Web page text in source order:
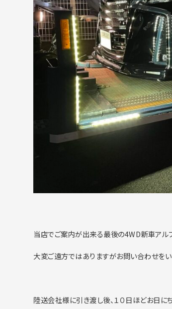
当店でご案内が出来る最後の4WD新車アル
大変ご遠方ではありますがお問い合わせを
陸送会社様に引き渡し後、１０日ほどお日